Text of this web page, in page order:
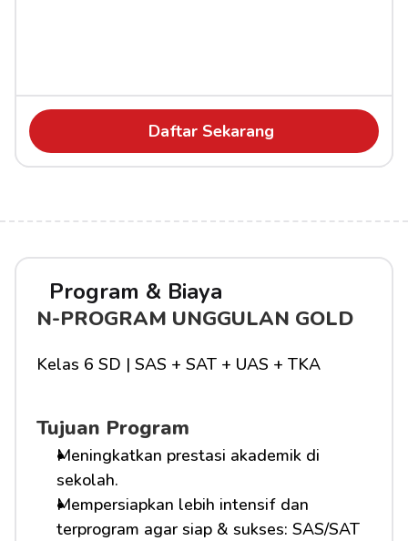
Daftar Sekarang
Program & Biaya
N-PROGRAM UNGGULAN GOLD
Kelas 6 SD | SAS + SAT + UAS + TKA
Tujuan Program
Meningkatkan prestasi akademik di
sekolah.
Mempersiapkan lebih intensif dan
terprogram agar siap & sukses: SAS/SAT